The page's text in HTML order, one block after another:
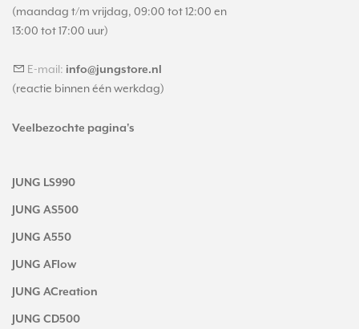
(maandag t/m vrijdag, 09:00 tot 12:00 en
13:00 tot 17:00 uur)
E-mail: info@jungstore.nl
(reactie binnen één werkdag)
Veelbezochte pagina's
JUNG LS990
JUNG AS500
JUNG A550
JUNG AFlow
JUNG ACreation
JUNG CD500